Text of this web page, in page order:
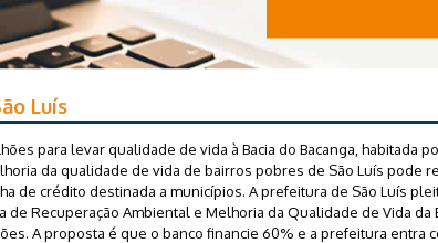
Luís
para levar qualidade de vida à Bacia do Bacanga, habitada
da qualidade de vida de bairros pobres de São Luís pode
de crédito destinada a municípios. A prefeitura de São Luís
Recuperação Ambiental e Melhoria da Qualidade de Vida da
A proposta é que o banco financie 60% e a prefeitura entra